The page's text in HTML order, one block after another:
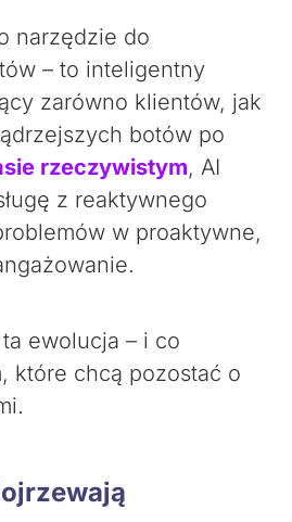
narzędzie do
– to inteligentny
zarówno klientów, jak
botów po
rzeczywistym, AI
z reaktywnego
w proaktywne,
ewolucja – i co
które chcą pozostać o